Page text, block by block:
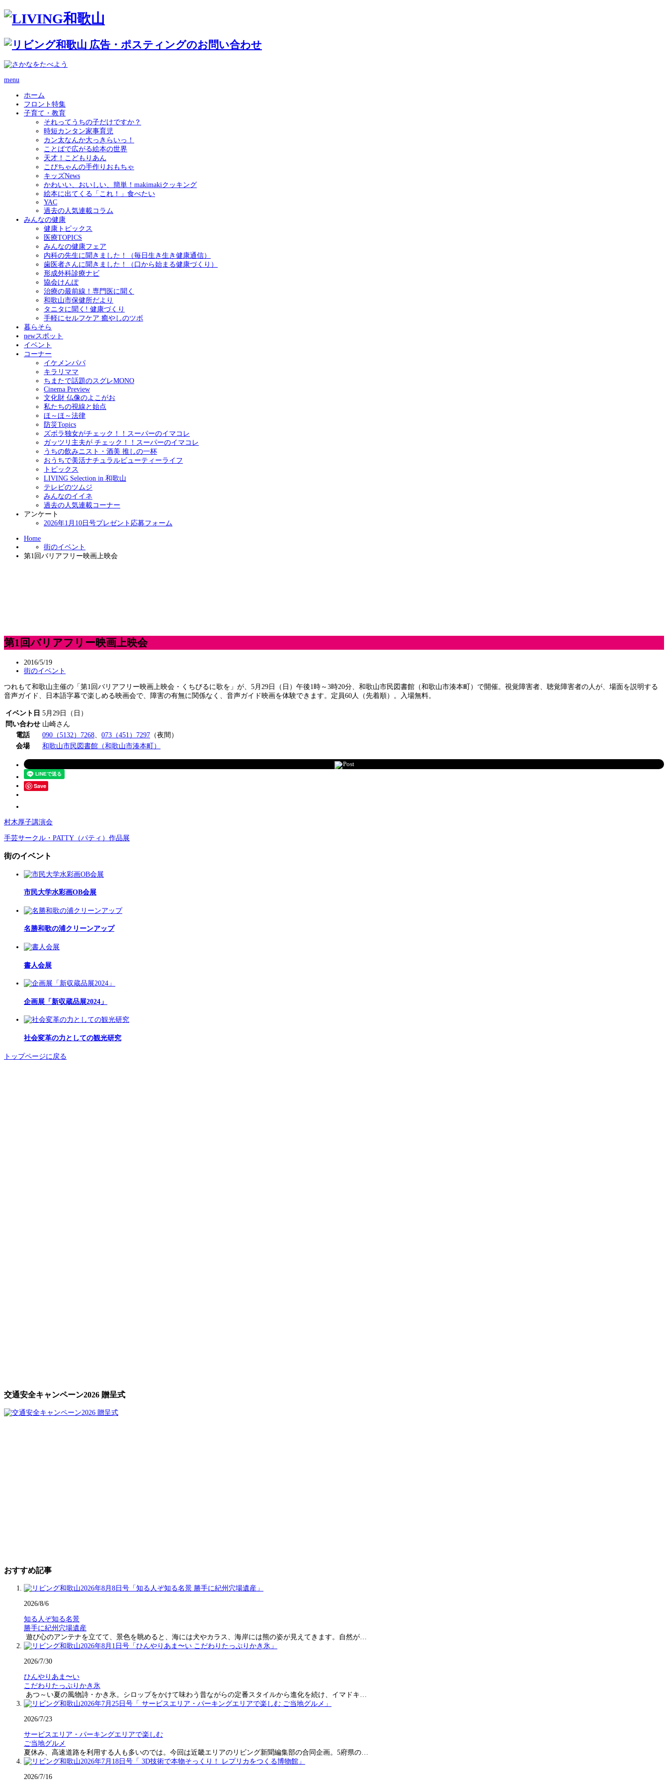
menu
ホーム
フロント特集
子育て・教育
それってうちの子だけですか？
時短カンタン家事育児
カン太なんか大っきらいっ！
ことばで広がる絵本の世界
天才！こどもりあん
こぴちゃんの手作りおもちゃ
キッズNews
かわいい、おいしい、簡単！makimakiクッキング
絵本に出てくる「これ！」食べたい
YAC
過去の人気連載コラム
みんなの健康
健康トピックス
医療TOPICS
みんなの健康フェア
内科の先生に聞きました！（毎日生き生き健康通信）
歯医者さんに聞きました！（口から始まる健康づくり）
形成外科診療ナビ
協会けんぽ
治療の最前線！専門医に聞く
和歌山市保健所だより
タニタに聞く! 健康づくり
手軽にセルフケア 癒やしのツボ
暮らそら
newスポット
イベント
コーナー
イケメンパパ
キラリママ
ちまたで話題のスグレMONO
Cinema Preview
文化財 仏像のよこがお
私たちの視線と始点
ほ～ほ～法律
防災Topics
ズボラ独女がチェック！！スーパーのイマコレ
ガッツリ主夫が チェック！！スーパーのイマコレ
うちの飲みニスト・酒美 推しの一杯
おうちで美活ナチュラルビューティーライフ
トピックス
LIVING Selection in 和歌山
テレビのツムジ
みんなのイイネ
過去の人気連載コーナー
アンケート
2026年1月10日号プレゼント応募フォーム
Home
街のイベント
第1回バリアフリー映画上映会
第1回バリアフリー映画上映会
2016/5/19
街のイベント
つれもて和歌山主催の「第1回バリアフリー映画上映会・くちびるに歌を」が、5月29日（日）午後1時～3時20分、和歌山市民図書館（和歌山市湊本町）で開催。視覚障害者、聴覚障害者の人が、場面を説明する
音声ガイド、日本語字幕で楽しめる映画会で、障害の有無に関係なく、音声ガイド映画を体験できます。定員60人（先着順）。入場無料。
イベント日 5月29日（日）
問い合わせ 山崎さん
電話
090（5132）7268 073（451）7297 （夜間）
会場
和歌山市民図書館（和歌山市湊本町）
Post
Save
村木厚子講演会
手芸サークル・PATTY（パティ）作品展
街のイベント
市民大学水彩画OB会展
名勝和歌の浦クリーンアップ
書人会展
企画展「新収蔵品展2024」
社会変革の力としての観光研究
トップページに戻る
交通安全キャンペーン2026 贈呈式
おすすめ記事
2026/8/6
知る人ぞ知る名景
勝手に紀州穴場遺産
遊び心のアンテナを立てて、景色を眺めると、海には犬やカラス、海岸には熊の姿が見えてきます。自然が…
2026/7/30
ひんやりあま〜い
こだわりたっぷりかき氷
あつ～い夏の風物詩・かき氷。シロップをかけて味わう昔ながらの定番スタイルから進化を続け、イマドキ…
2026/7/23
サービスエリア・パーキングエリアで楽しむ
ご当地グルメ
夏休み、高速道路を利用する人も多いのでは。今回は近畿エリアのリビング新聞編集部の合同企画。5府県の…
2026/7/16